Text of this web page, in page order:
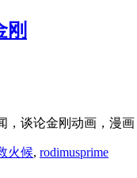
刚
，谈论金刚动画，漫
火候, rodimusprime